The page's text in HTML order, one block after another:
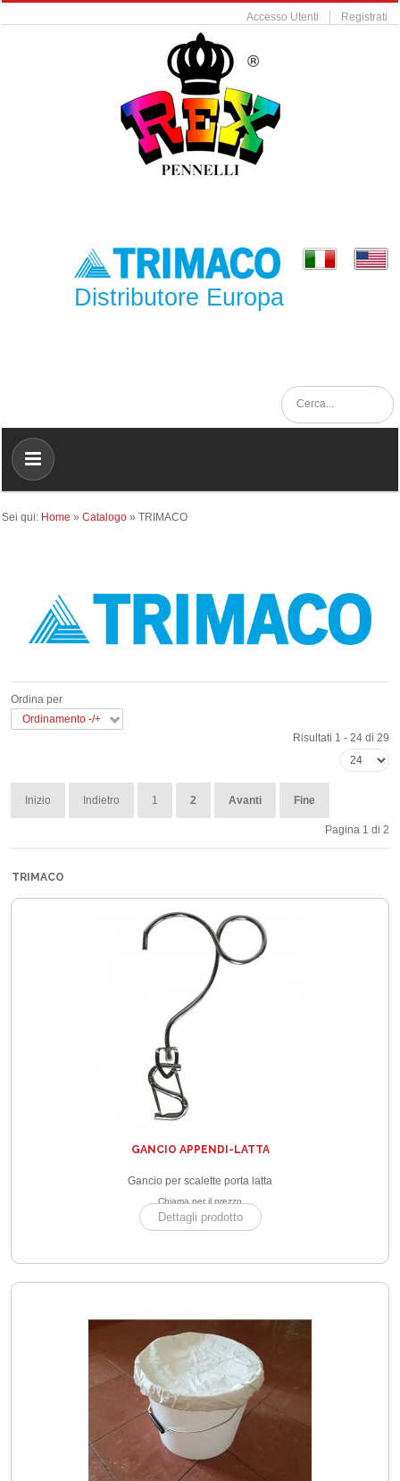
Accesso Utenti Registrati
Distributore Europa
Sei qui: Home » Catalogo » TRIMACO
Ordina per
Ordinamento -/+
Risultati 1 - 24 di 29
Inizio Indietro 1 2 Avanti Fine
Pagina 1 di 2
TRIMACO
GANCIO APPENDI-LATTA
Gancio per scalette porta latta
Chiama per il prezzo
Dettagli prodotto